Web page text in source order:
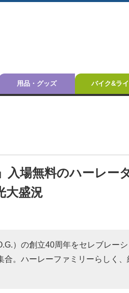
用品・グッズ バイク&ラ
入場無料のハーレー
大盛況
）の創立40周年をセレブレー
。ハーレーファミリーらしく